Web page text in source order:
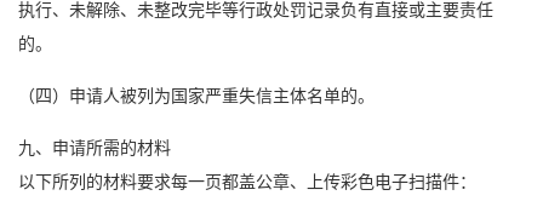
执行、未解除、未整改完毕等行政处罚记录负有直接或主要责任
的。
（四）申请人被列为国家严重失信主体名单的。
九、申请所需的材料
以下所列的材料要求每一页都盖公章、上传彩色电子扫描件：